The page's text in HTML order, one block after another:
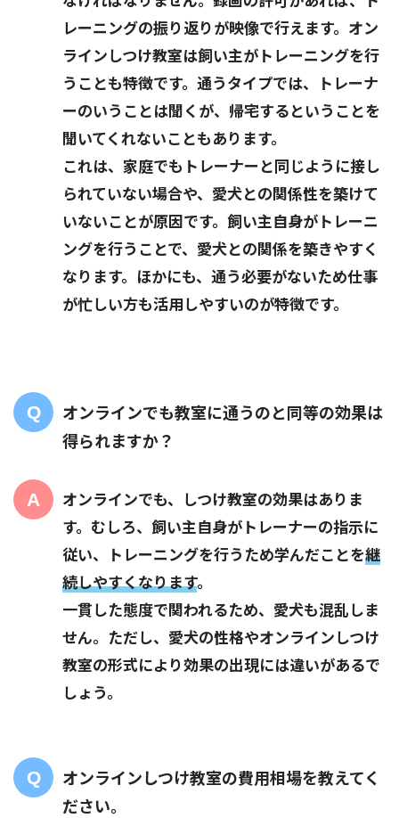
レーニングの振り返りが映像で行えます。オン
ラインしつけ教室は飼い主がトレーニングを行
うことも特徴です。通うタイプでは、トレーナ
ーのいうことは聞くが、帰宅するということを
聞いてくれないこともあります。
これは、家庭でもトレーナーと同じように接し
られていない場合や、愛犬との関係性を築けて
いないことが原因です。飼い主自身がトレーニ
ングを行うことで、愛犬との関係を築きやすく
なります。ほかにも、通う必要がないため仕事
が忙しい方も活用しやすいのが特徴です。
オンラインでも教室に通うのと同等の効果は
得られますか？
オンラインでも、しつけ教室の効果はありま
す。むしろ、飼い主自身がトレーナーの指示に
従い、トレーニングを行うため学んだことを継
続しやすくなります。
一貫した態度で関われるため、愛犬も混乱しま
せん。ただし、愛犬の性格やオンラインしつけ
教室の形式により効果の出現には違いがあるで
しょう。
オンラインしつけ教室の費用相場を教えてく
ださい。